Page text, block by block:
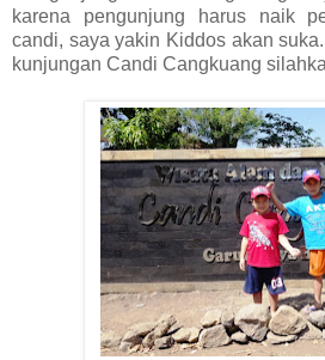
karena pengunjung harus naik
candi, saya yakin Kiddos akan
kunjungan Candi Cangkuang